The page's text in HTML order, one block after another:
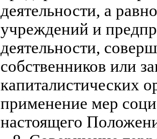
деятельности, а
учреждений и
деятельности,
собственников или
капиталистических
применение мер
настоящего